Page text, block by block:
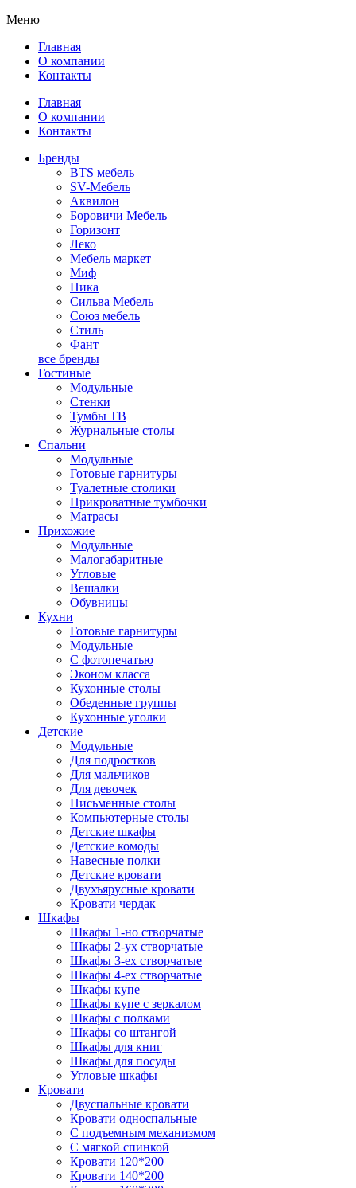
Меню
Главная
О компании
Контакты
Главная
О компании
Контакты
Бренды
BTS мебель
SV-Мебель
Аквилон
Боровичи Мебель
Горизонт
Леко
Мебель маркет
Миф
Ника
Сильва Мебель
Союз мебель
Стиль
Фант
все бренды
Гостиные
Модульные
Стенки
Тумбы ТВ
Журнальные столы
Спальни
Модульные
Готовые гарнитуры
Туалетные столики
Прикроватные тумбочки
Матрасы
Прихожие
Модульные
Малогабаритные
Угловые
Вешалки
Обувницы
Кухни
Готовые гарнитуры
Модульные
С фотопечатью
Эконом класса
Кухонные столы
Обеденные группы
Кухонные уголки
Детские
Модульные
Для подростков
Для мальчиков
Для девочек
Письменные столы
Компьютерные столы
Детские шкафы
Детские комоды
Навесные полки
Детские кровати
Двухъярусные кровати
Кровати чердак
Шкафы
Шкафы 1-но створчатые
Шкафы 2-ух створчатые
Шкафы 3-ех створчатые
Шкафы 4-ех створчатые
Шкафы купе
Шкафы купе с зеркалом
Шкафы с полками
Шкафы со штангой
Шкафы для книг
Шкафы для посуды
Угловые шкафы
Кровати
Двуспальные кровати
Кровати односпальные
С подъемным механизмом
С мягкой спинкой
Кровати 120*200
Кровати 140*200